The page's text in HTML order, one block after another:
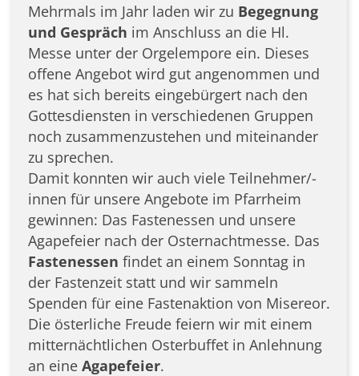
Mehrmals im Jahr laden wir zu Begegnung
und Gespräch im Anschluss an die Hl.
Messe unter der Orgelempore ein. Dieses
offene Angebot wird gut angenommen und
es hat sich bereits eingebürgert nach den
Gottesdiensten in verschiedenen Gruppen
noch zusammenzustehen und miteinander
zu sprechen.
Damit konnten wir auch viele Teilnehmer/-
innen für unsere Angebote im Pfarrheim
gewinnen: Das Fastenessen und unsere
Agapefeier nach der Osternachtmesse. Das
Fastenessen findet an einem Sonntag in
der Fastenzeit statt und wir sammeln
Spenden für eine Fastenaktion von Misereor.
Die österliche Freude feiern wir mit einem
mitternächtlichen Osterbuffet in Anlehnung
an eine Agapefeier.